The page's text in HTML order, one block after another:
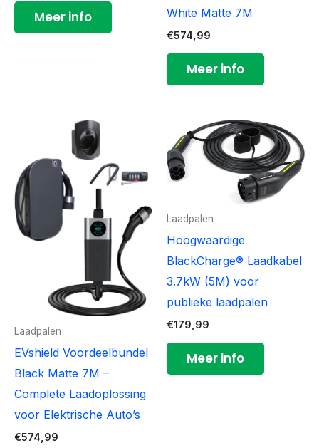
Meer info
White Matte 7M
€574,99
Meer info
Laadpalen
EVshield Voordeelbundel
Black Matte 7M –
Complete Laadoplossing
voor Elektrische Auto’s
€574,99
Laadpalen
Hoogwaardige
BlackCharge® Laadkabel
3.7kW (5M) voor
publieke laadpalen
€179,99
Meer info